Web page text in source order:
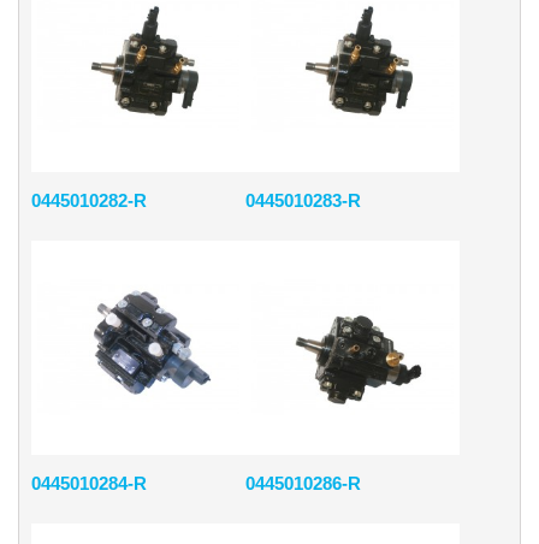
0445010282-R 0445010283-R
0445010284-R 0445010286-R